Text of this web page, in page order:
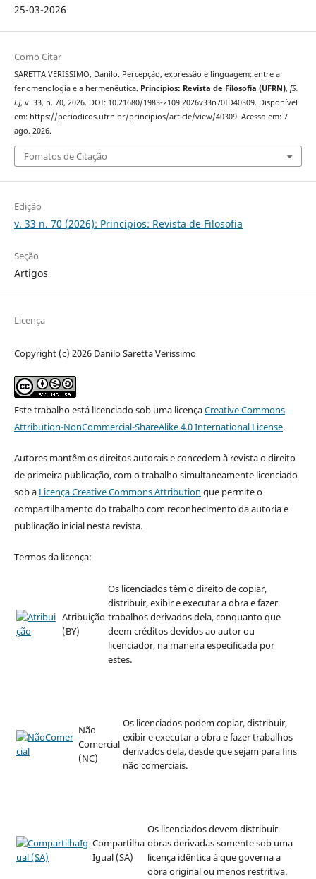
25-03-2026
Como Citar
SARETTA VERISSIMO, Danilo. Percepção, expressão e linguagem: entre a
fenomenologia e a hermenêutica. Princípios: Revista de Filosofia (UFRN), [S.
l.], v. 33, n. 70, 2026. DOI: 10.21680/1983-2109.2026v33n70ID40309. Disponível
em: https://periodicos.ufrn.br/principios/article/view/40309. Acesso em: 7
ago. 2026.
Fomatos de Citação
Edição
v. 33 n. 70 (2026): Princípios: Revista de Filosofia
Seção
Artigos
Licença
Copyright (c) 2026 Danilo Saretta Verissimo
Este trabalho está licenciado sob uma licençaCreative Commons
Attribution-NonCommercial-ShareAlike 4.0 International License.
Autores mantêm os direitos autorais e concedem à revista o direito
de primeira publicação, com o trabalho simultaneamente licenciado
sob a Licença Creative Commons Attribution que permite o
compartilhamento do trabalho com reconhecimento da autoria e
publicação inicial nesta revista.
Termos da licença:
Atribuição
(BY)
Os licenciados têm o direito de copiar,
distribuir, exibir e executar a obra e fazer
trabalhos derivados dela, conquanto que
deem créditos devidos ao autor ou
licenciador, na maneira especificada por
estes.
Não
Comercial
(NC)
Os licenciados podem copiar, distribuir,
exibir e executar a obra e fazer trabalhos
derivados dela, desde que sejam para fins
não comerciais.
Compartilha
Igual (SA)
Os licenciados devem distribuir
obras derivadas somente sob uma
licença idêntica à que governa a
obra original ou menos restritiva.